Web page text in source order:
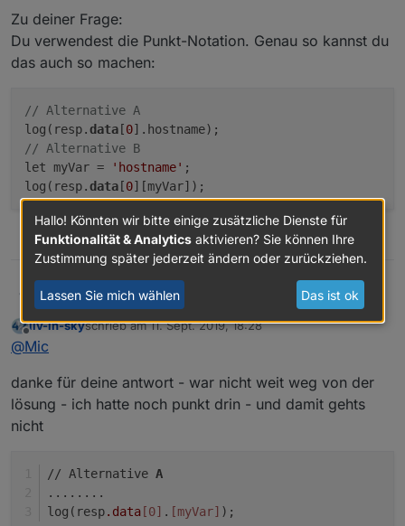
Zu deiner Frage:
Du verwendest die Punkt-Notation. Genau so kannst du
das auch so machen:
// Alternative A
log(resp.data [0
// Alternative B
let myVar =
'hostname' ;
log(resp.data [0
1
Mic@liv-in-sky
Zunächst: ich denke wir sollten Variablen immer perlet
deklarieren, und nicht mehr pervar, macht das
Das Block-Level-Scoping danklethat mich schon vor
einigen Fehlern bewahrt.
Zu deiner Frage:
log(resp.data[0].hostname);
// Alternative B
let myVar = 'hostname';
Offline
liv-in-skyschrieb am11. Sept. 2019, 18:28
zuletzt editiert von
@Mic
danke für deine antwort - war nicht weit weg von der
lösung - ich hatte noch punkt drin - und damit gehts
nicht
// Alternative A
........
log(resp.data [0] . [myVar] );
Hallo! Könnten wir bitte einige zusätzliche Dienste für
Funktionalität & Analytics aktivieren? Sie können Ihre
Zustimmung später jederzeit ändern oder zurückziehen.
Lassen Sie mich wählen Das ist ok